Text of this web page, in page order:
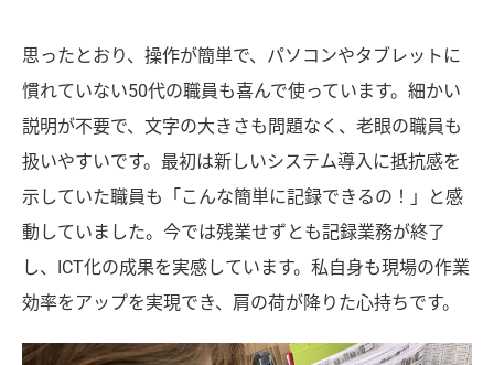
思ったとおり、操作が簡単で、パソコンやタブレットに
慣れていない50代の職員も喜んで使っています。細かい
説明が不要で、文字の大きさも問題なく、老眼の職員も
扱いやすいです。最初は新しいシステム導入に抵抗感を
示していた職員も「こんな簡単に記録できるの！」と感
動していました。今では残業せずとも記録業務が終了
し、ICT化の成果を実感しています。私自身も現場の作業
効率をアップを実現でき、肩の荷が降りた心持ちです。